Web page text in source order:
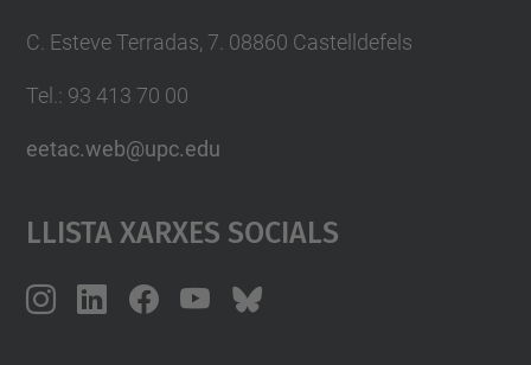
C. Esteve Terradas, 7. 08860 Castelldefels
Tel.: 93 413 70 00
eetac.web@upc.edu
Llista Xarxes Socials